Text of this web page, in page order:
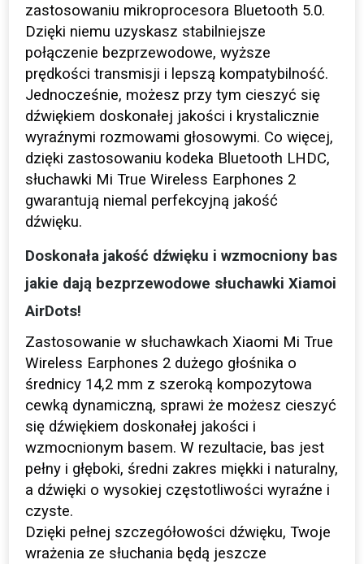
zastosowaniu mikroprocesora Bluetooth 5.0.
Dzięki niemu uzyskasz stabilniejsze
połączenie bezprzewodowe, wyższe
prędkości transmisji i lepszą kompatybilność.
Jednocześnie, możesz przy tym cieszyć się
dźwiękiem doskonałej jakości i krystalicznie
wyraźnymi rozmowami głosowymi. Co więcej,
dzięki zastosowaniu kodeka Bluetooth LHDC,
słuchawki Mi True Wireless Earphones 2
gwarantują niemal perfekcyjną jakość
dźwięku.
Doskonała jakość dźwięku i wzmocniony bas
jakie dają bezprzewodowe słuchawki Xiamoi
AirDots!
Zastosowanie w słuchawkach Xiaomi Mi True
Wireless Earphones 2 dużego głośnika o
średnicy 14,2 mm z szeroką kompozytowa
cewką dynamiczną, sprawi że możesz cieszyć
się dźwiękiem doskonałej jakości i
wzmocnionym basem. W rezultacie, bas jest
pełny i głęboki, średni zakres miękki i naturalny,
a dźwięki o wysokiej częstotliwości wyraźne i
czyste.
Dzięki pełnej szczegółowości dźwięku, Twoje
wrażenia ze słuchania będą jeszcze